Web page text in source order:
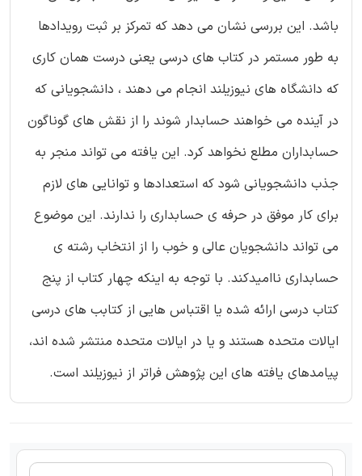
باشد. این بررسی نشان می دهد که تمرکز بر ثبت رویدادها
به طور مستمر در کتاب های درسی یعنی درست همان کاری
که دانشگاه های نیوزیلند انجام می دهند ، دانشجویانی که
در آینده می خواهند حسابدار شوند را از نقش های گوناگون
حسابداران مطلع نخواهد کرد. این یافته می تواند منجر به
جذب دانشجویانی شود که استعدادها و توانایی های لازم
برای کار موفق در حرفه ی حسابداری را ندارند. این موضوع
می تواند دانشجویان عالی و خوب را از انتخاب رشته ی
حسابداری ناامیدکند. با توجه به اینکه چهار کتاب از پنج
کتاب درسی ارائه شده یا اقتباس هایی از کتابب های درسی
ایالات متحده هستند و یا در ایالات متحده منتشر شده اند،
پیامدهای یافته های این پژوهش فراتر از نیوزیلند است.